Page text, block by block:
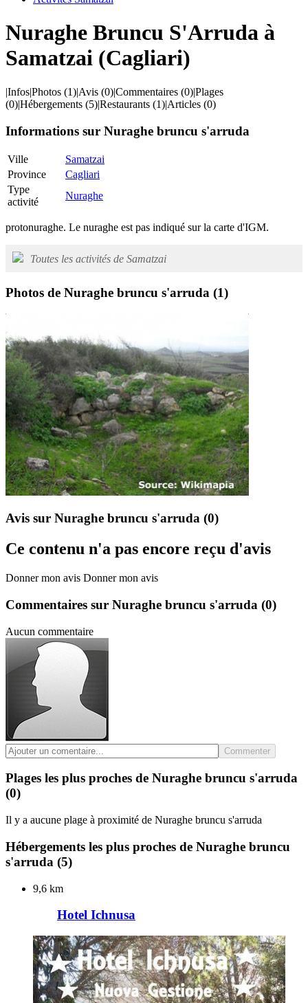
Nuraghe Bruncu S'Arruda à
Samatzai (Cagliari)
|Infos|Photos (1)|Avis (0)|Commentaires (0)|Plages
(0)|Hébergements (5)|Restaurants (1)|Articles (0)
Informations sur Nuraghe bruncu s'arruda
Ville
Samatzai
Province
Cagliari
Type
activité
Nuraghe
protonuraghe. Le nuraghe est pas indiqué sur la carte d'IGM.
Toutes les activités de Samatzai
Photos de Nuraghe bruncu s'arruda (1)
Avis sur Nuraghe bruncu s'arruda (0)
Ce contenu n'a pas encore reçu d'avis
Donner mon avis Donner mon avis
Commentaires sur Nuraghe bruncu s'arruda (0)
Aucun commentaire
Commenter
Plages les plus proches de Nuraghe bruncu s'arruda
(0)
Il y a aucune plage à proximité de Nuraghe bruncu s'arruda
Hébergements les plus proches de Nuraghe bruncu
s'arruda (5)
9,6 km
Hotel Ichnusa